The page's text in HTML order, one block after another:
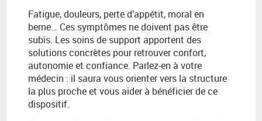
Fatigue, douleurs, perte d’appétit, moral en
berne… Ces symptômes ne doivent pas être
subis. Les soins de support apportent des
solutions concrètes pour retrouver confort,
autonomie et confiance. Parlez-en à votre
médecin : il saura vous orienter vers la structure
la plus proche et vous aider à bénéficier de ce
dispositif.